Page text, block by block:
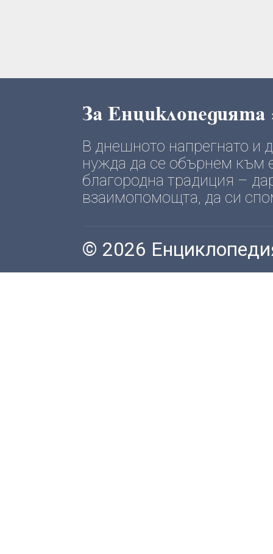
За Енциклопедията
В днешното напрегнато
нужда да се обърнем към
благородна традиция –
взаимопомощта, да си
© 2026